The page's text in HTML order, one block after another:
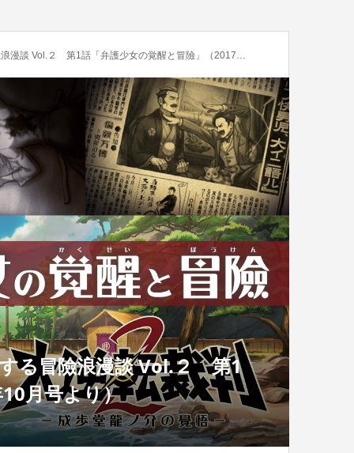
２ 第1話「弁護少女の覚醒と冒險」（2017年10月号より）
る冒險浪漫談 Vol.２ 第1
月号より）